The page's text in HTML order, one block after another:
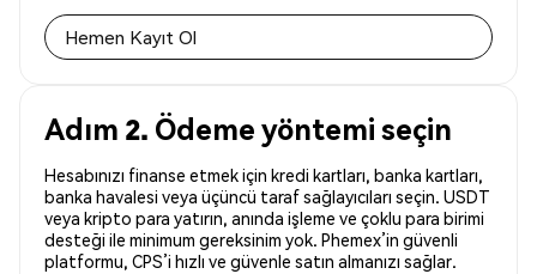
Hemen Kayıt Ol
Adım 2. Ödeme yöntemi seçin
Hesabınızı finanse etmek için kredi kartları, banka kartları,
banka havalesi veya üçüncü taraf sağlayıcıları seçin. USDT
veya kripto para yatırın, anında işleme ve çoklu para birimi
desteği ile minimum gereksinim yok. Phemex’in güvenli
platformu, CPS’i hızlı ve güvenle satın almanızı sağlar.